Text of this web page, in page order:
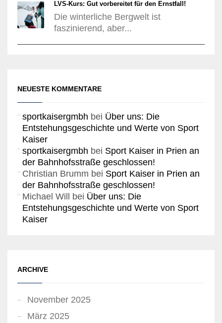
LVS-Kurs: Gut vorbereitet für den Ernstfall!
Die winterliche Bergwelt ist
faszinierend, aber...
NEUESTE KOMMENTARE
sportkaisergmbh bei Über uns: Die
Entstehungsgeschichte und Werte von Sport
Kaiser
sportkaisergmbh bei Sport Kaiser in Prien an
der Bahnhofsstraße geschlossen!
Christian Brumm bei Sport Kaiser in Prien an
der Bahnhofsstraße geschlossen!
Michael Will
bei Über uns: Die
Entstehungsgeschichte und Werte von Sport
Kaiser
ARCHIVE
November 2025
März 2025